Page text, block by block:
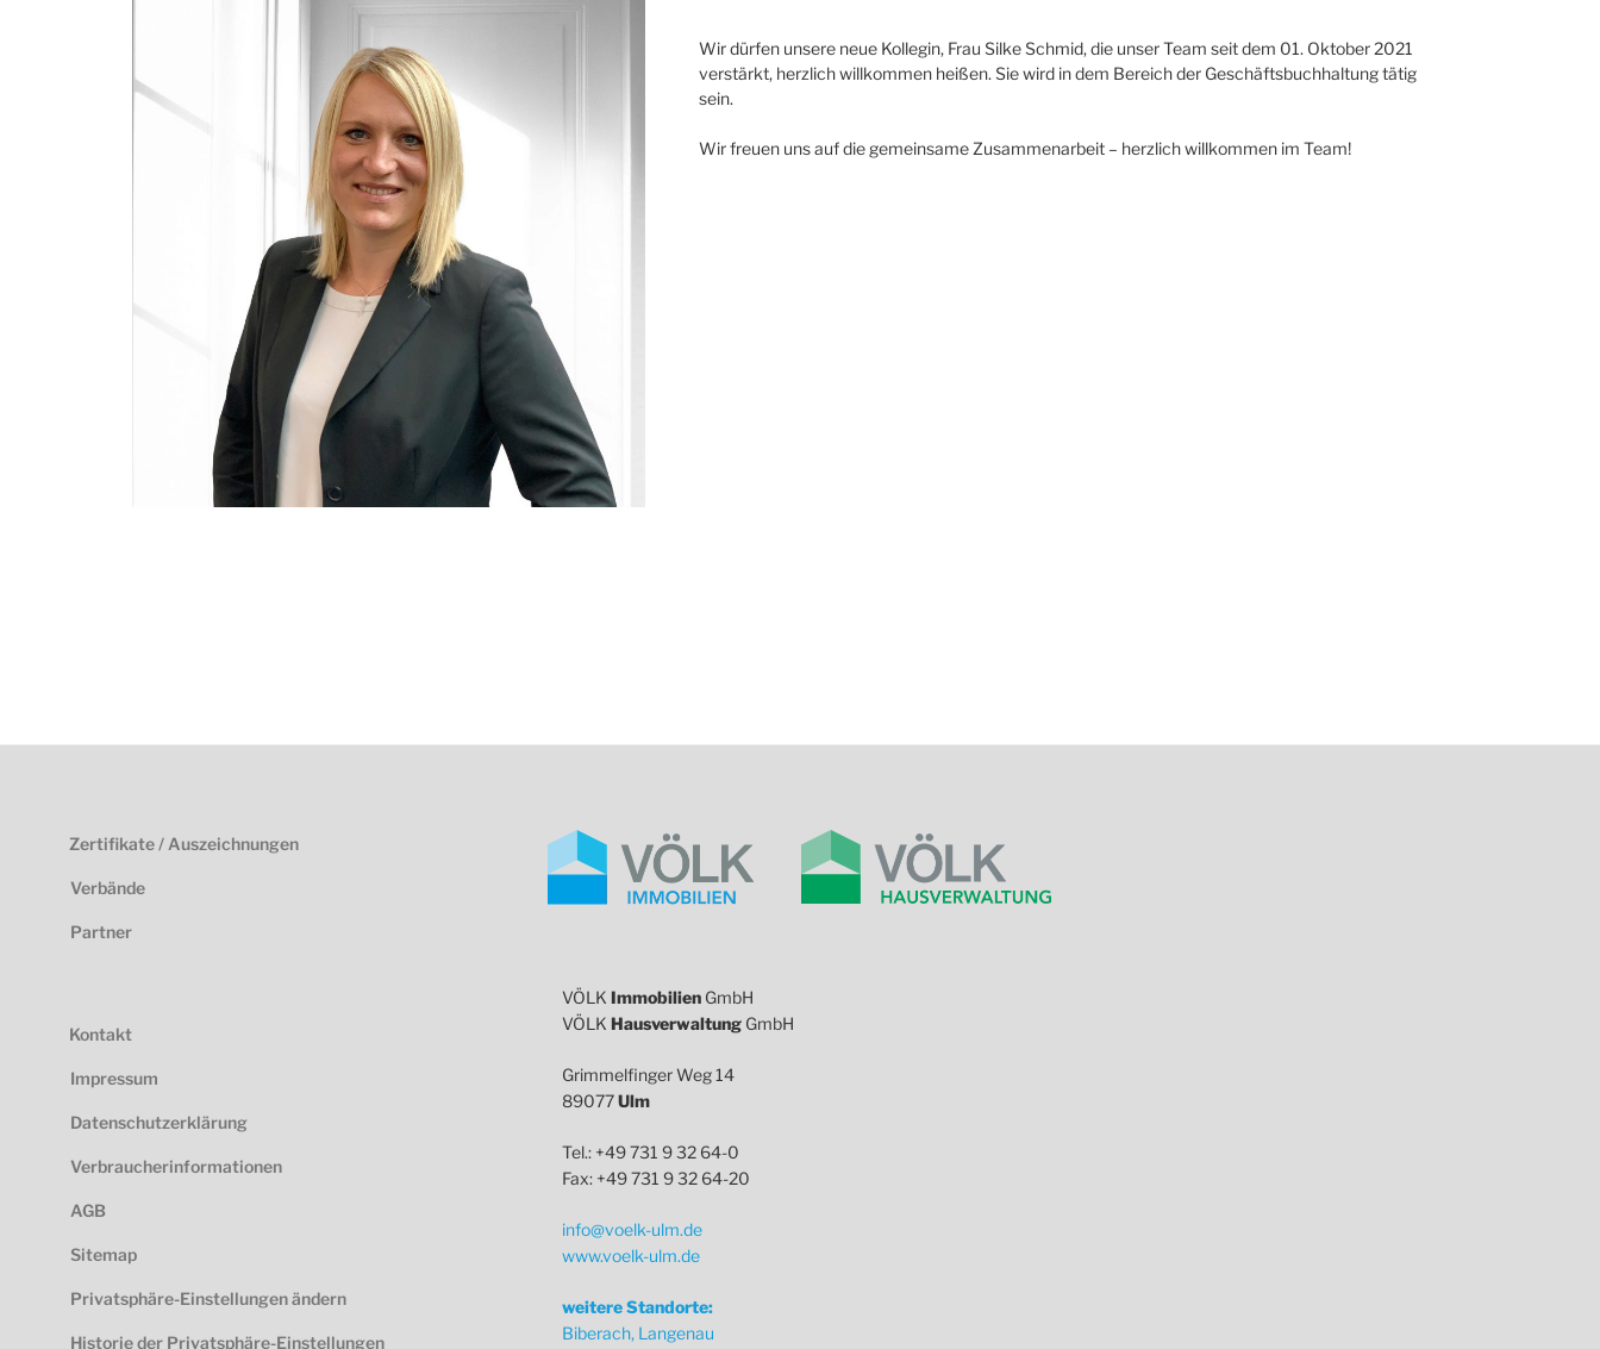
Wir dürfen unsere neue Kollegin, Frau Silke Schmid, die unser Team seit dem 01. Oktober 2021
verstärkt, herzlich willkommen heißen. Sie wird in dem Bereich der Geschäftsbuchhaltung tätig
sein.
Wir freuen uns auf die gemeinsame Zusammenarbeit – herzlich willkommen im Team!
Zertifikate / Auszeichnungen
Verbände
Partner
Kontakt
Impressum
Datenschutzerklärung
Verbraucherinformationen
AGB
Sitemap
Privatsphäre-Einstellungen ändern
Historie der Privatsphäre-Einstellungen
VÖLK Immobilien GmbH
VÖLK Hausverwaltung GmbH
Grimmelfinger Weg 14
89077Ulm
Tel.: +49 731 9 32 64-0
Fax: +49 731 9 32 64-20
info@voelk-ulm.de
www.voelk-ulm.de
weitere Standorte:
Biberach, Langenau